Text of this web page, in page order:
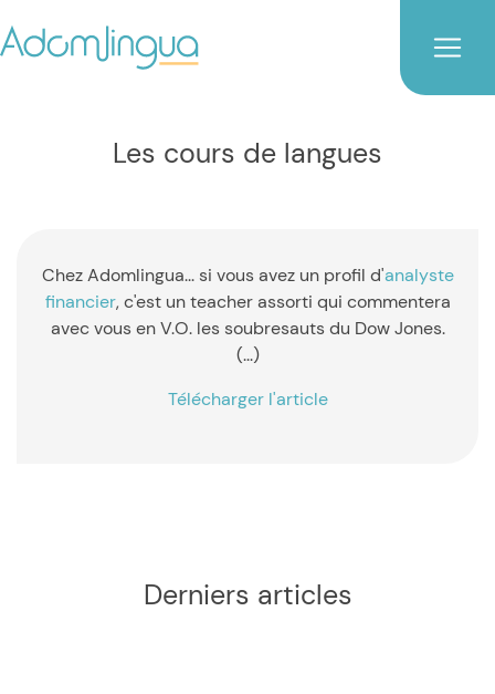
Les cours de langues
Chez Adomlingua... si vous avez un profil d'analyste
financier, c'est un teacher assorti qui commentera
avec vous en V.O. les soubresauts du Dow Jones.
(...)
Télécharger l'article
Derniers articles